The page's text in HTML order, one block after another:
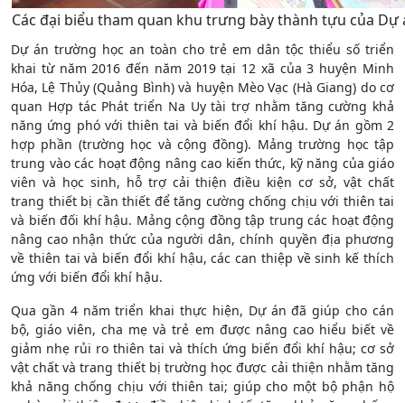
Các đại biểu tham quan khu trưng bày thành tựu của Dự
Dự án trường học an toàn cho trẻ em dân tộc thiểu số triển
khai từ năm 2016 đến năm 2019 tại 12 xã của 3 huyện Minh
Hóa, Lệ Thủy (Quảng Bình) và huyện Mèo Vạc (Hà Giang) do cơ
quan Hợp tác Phát triển Na Uy tài trợ nhằm tăng cường khả
năng ứng phó với thiên tai và biến đổi khí hậu. Dự án gồm 2
hợp phần (trường học và cộng đồng). Mảng trường học tập
trung vào các hoạt động nâng cao kiến thức, kỹ năng của giáo
viên và học sinh, hỗ trợ cải thiện điều kiện cơ sở, vật chất
trang thiết bị cần thiết để tăng cường chống chịu với thiên tai
và biến đối khí hậu. Mảng cộng đồng tập trung các hoạt động
nâng cao nhận thức của người dân, chính quyền địa phương
về thiên tai và biến đổi khí hậu, các can thiệp về sinh kế thích
ứng với biến đổi khí hậu.
Qua gần 4 năm triển khai thực hiện, Dự án đã giúp cho cán
bộ, giáo viên, cha mẹ và trẻ em được nâng cao hiểu biết về
giảm nhẹ rủi ro thiên tai và thích ứng biến đổi khí hậu; cơ sở
vật chất và trang thiết bị trường học được cải thiện nhằm tăng
khả năng chống chịu với thiên tai; giúp cho một bộ phận hộ